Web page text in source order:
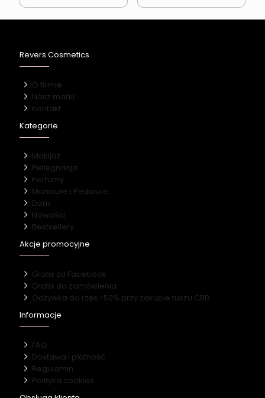
Revers Cosmetics
O firmie
Nasz marki
Kontakt
Kategorie
Makijaż
Pielęgnacja
Perfumy
Manicure i Pedicure
Dom
Nowości
Bestsellery
Akcje promocyjne
Gratis za Facebook
Gratis do zamówienia
Odżywka do rzęs -50% przy zakupie tuszu CBD
Informacje
FAQ
Dostawa i płatność
Regulamin
Polityka cookies